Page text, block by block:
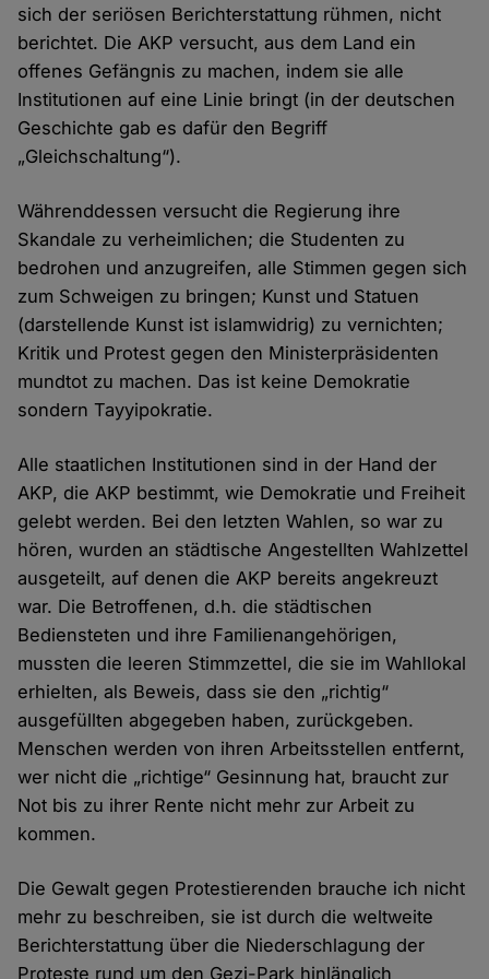
sich der seriösen Berichterstattung rühmen, nicht
berichtet. Die AKP versucht, aus dem Land ein
offenes Gefängnis zu machen, indem sie alle
Institutionen auf eine Linie bringt (in der deutschen
Geschichte gab es dafür den Begriff
„Gleichschaltung“).
Währenddessen versucht die Regierung ihre
Skandale zu verheimlichen; die Studenten zu
bedrohen und anzugreifen, alle Stimmen gegen sich
zum Schweigen zu bringen; Kunst und Statuen
(darstellende Kunst ist islamwidrig) zu vernichten;
Kritik und Protest gegen den Ministerpräsidenten
mundtot zu machen. Das ist keine Demokratie
sondern Tayyipokratie.
Alle staatlichen Institutionen sind in der Hand der
AKP, die AKP bestimmt, wie Demokratie und Freiheit
gelebt werden. Bei den letzten Wahlen, so war zu
hören, wurden an städtische Angestellten Wahlzettel
ausgeteilt, auf denen die AKP bereits angekreuzt
war. Die Betroffenen, d.h. die städtischen
Bediensteten und ihre Familienangehörigen,
mussten die leeren Stimmzettel, die sie im Wahllokal
erhielten, als Beweis, dass sie den „richtig“
ausgefüllten abgegeben haben, zurückgeben.
Menschen werden von ihren Arbeitsstellen entfernt,
wer nicht die „richtige“ Gesinnung hat, braucht zur
Not bis zu ihrer Rente nicht mehr zur Arbeit zu
kommen.
Die Gewalt gegen Protestierenden brauche ich nicht
mehr zu beschreiben, sie ist durch die weltweite
Berichterstattung über die Niederschlagung der
Proteste rund um den Gezi-Park hinlänglich